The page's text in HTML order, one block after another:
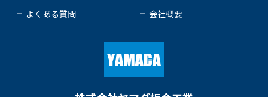
よくある質問
会社概要